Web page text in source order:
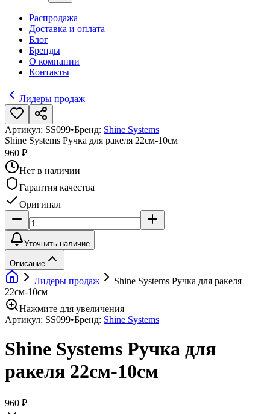
Распродажа
Доставка и оплата
Блог
Бренды
О компании
Контакты
Лидеры продаж
Артикул: SS099•Бренд: Shine Systems
Shine Systems Ручка для ракеля 22см-10см
960 ₽
Нет в наличии
Гарантия качества
Оригинал
Уточнить наличие
Описание
Лидеры продаж
Shine Systems Ручка для ракеля
22см-10см
Нажмите для увеличения
Артикул: SS099•Бренд: Shine Systems
Shine Systems Ручка для
ракеля 22см-10см
960 ₽